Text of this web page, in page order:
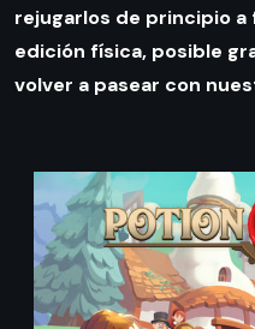
rejugarlos de principio a
edición física, posible
volver a pasear con